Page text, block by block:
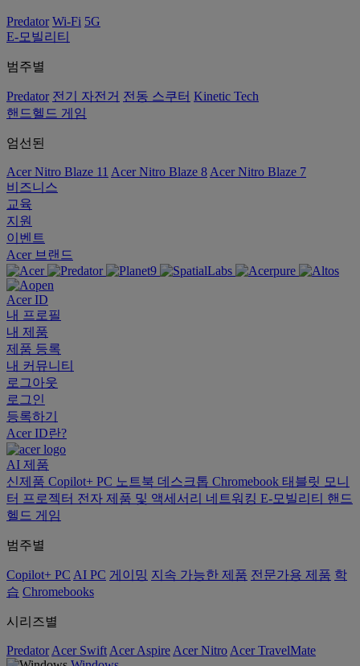
Predator Wi-Fi 5G
E-모빌리티
범주별
Predator 전기 자전거 전동 스쿠터 Kinetic Tech
핸드헬드 게임
엄선된
Acer Nitro Blaze 11 Acer Nitro Blaze 8 Acer Nitro Blaze 7
비즈니스
교육
지원
이벤트
Acer 브랜드
Acer ID
내 프로필
내 제품
제품 등록
내 커뮤니티
로그아웃
로그인
등록하기
Acer ID란?
AI 제품
신제품 Copilot+ PC 노트북 데스크톱 Chromebook 태블릿 모니
터 프로젝터 전자 제품 및 액세서리 네트워킹 E-모빌리티 핸드
헬드 게임
범주별
Copilot+ PC AI PC 게이밍 지속 가능한 제품 전문가용 제품 학
습 Chromebooks
시리즈별
Predator Acer Swift Acer Aspire Acer Nitro Acer TravelMate